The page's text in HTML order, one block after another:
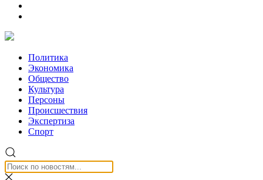
Политика
Экономика
Общество
Культура
Персоны
Происшествия
Экспертиза
Спорт